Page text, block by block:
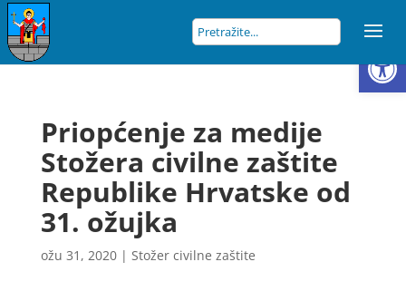
Priopćenje za medije
Stožera civilne zaštite
Republike Hrvatske od
31. ožujka
ožu 31, 2020| Stožer civilne zaštite